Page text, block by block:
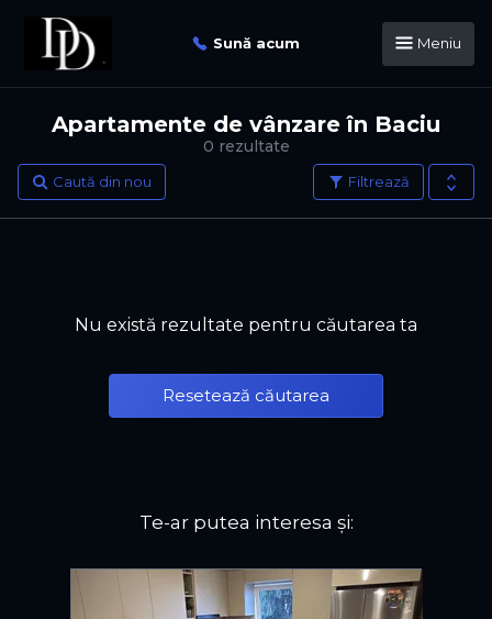
Sună acum Meniu
0 rezultate
Apartamente de vânzare în Baciu
Filtrează
Caută din nou
Nu există rezultate pentru căutarea ta
Resetează căutarea
Te-ar putea interesa și: